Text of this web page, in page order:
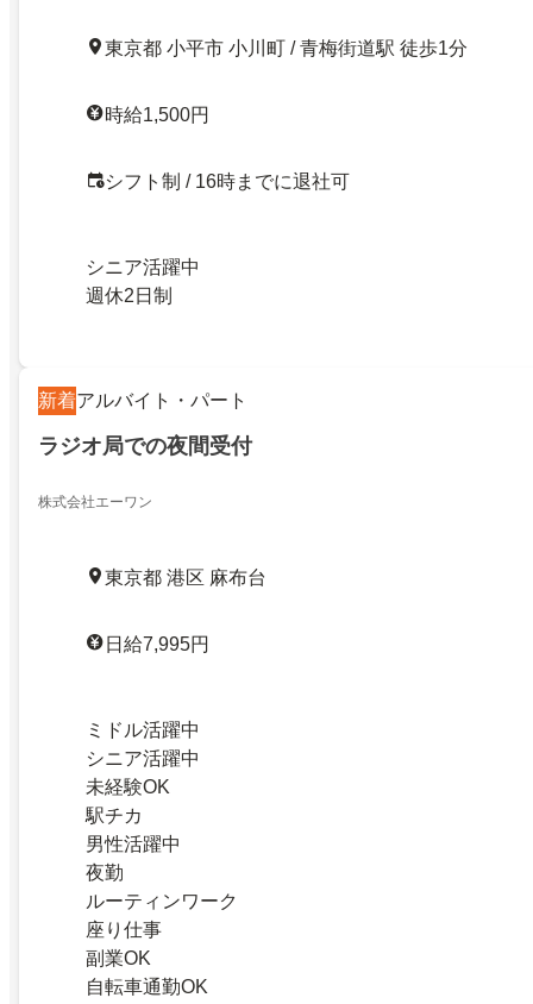
東京都 小平市 小川町 / 青梅街道駅 徒歩1分
時給1,500円
シフト制 / 16時までに退社可
シニア活躍中
週休2日制
新着アルバイト・パート
ラジオ局での夜間受付
株式会社エーワン
東京都 港区 麻布台
日給7,995円
ミドル活躍中
シニア活躍中
未経験OK
駅チカ
男性活躍中
夜勤
ルーティンワーク
座り仕事
副業OK
自転車通勤OK